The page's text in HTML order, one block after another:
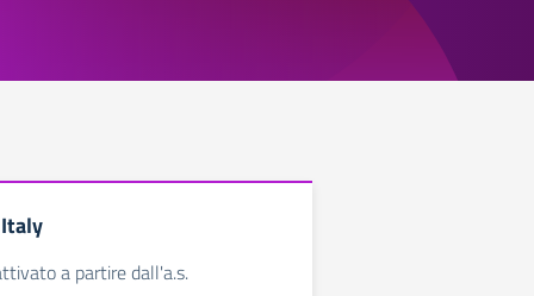
a partire dall'a.s.